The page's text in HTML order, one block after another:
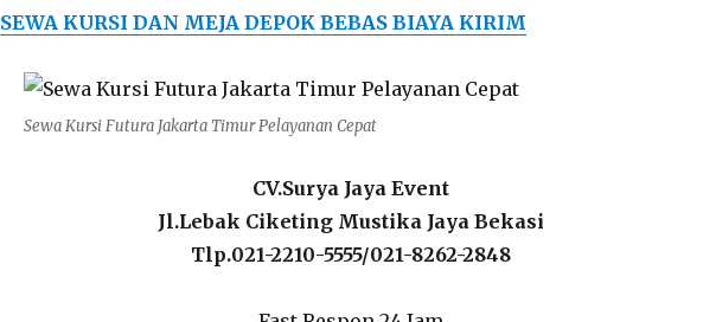
SEWA KURSI DAN MEJA DEPOK BEBAS BIAYA KIRIM
Sewa Kursi Futura Jakarta Timur Pelayanan Cepat
CV.Surya Jaya Event
Jl.Lebak Ciketing Mustika Jaya Bekasi
Tlp.021-2210-5555/021-8262-2848